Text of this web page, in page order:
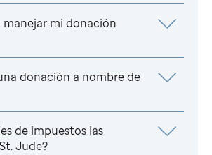
manejar mi donación
donación a nombre de
de impuestos las
St. Jude?